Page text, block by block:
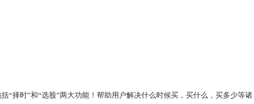
“择时”和“选股”两大功能！帮助用户解决什么时候买，买什么，买多少等诸